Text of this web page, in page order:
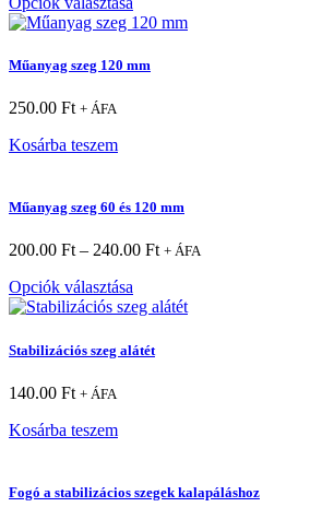
Műanyag szeg 120 mm
250.00 Ft + ÁFA
Kosárba teszem
Műanyag szeg 60 és 120 mm
200.00 Ft– 240.00 Ft + ÁFA
Opciók választása
Stabilizációs szeg alátét
140.00 Ft + ÁFA
Kosárba teszem
Fogó a stabilizácios szegek kalapáláshoz